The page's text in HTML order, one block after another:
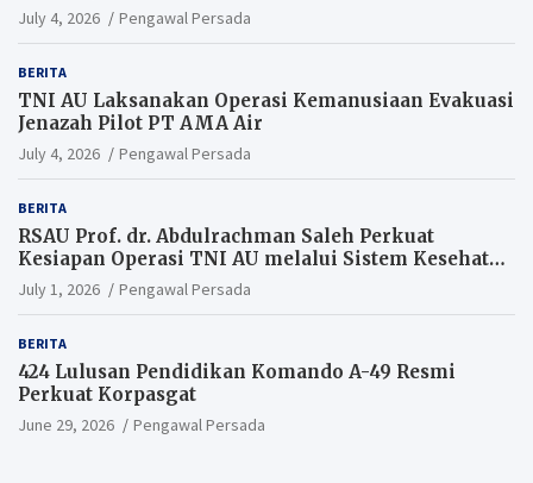
July 4, 2026 Pengawal Persada
BERITA
TNI AU Laksanakan Operasi Kemanusiaan Evakuasi
Jenazah Pilot PT AMA Air
July 4, 2026 Pengawal Persada
BERITA
RSAU Prof. dr. Abdulrachman Saleh Perkuat
Kesiapan Operasi TNI AU melalui Sistem Kesehatan
Andal
July 1, 2026 Pengawal Persada
BERITA
424 Lulusan Pendidikan Komando A-49 Resmi
Perkuat Korpasgat
June 29, 2026 Pengawal Persada